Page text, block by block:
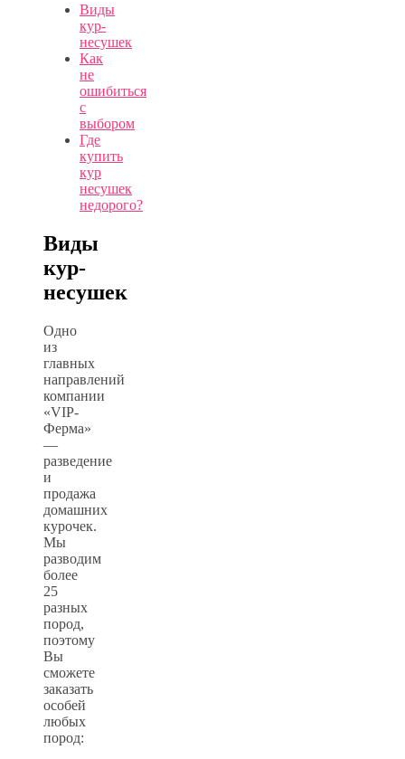
Виды
кур-
несушек
Как
не
ошибиться
с
выбором
Где
купить
кур
несушек
недорого?
Виды
кур-
несушек
Одно
из
главных
направлений
компании
«VIP-
Ферма»
—
разведение
и
продажа
домашних
курочек.
Мы
разводим
более
25
разных
пород,
поэтому
Вы
сможете
заказать
особей
любых
пород: